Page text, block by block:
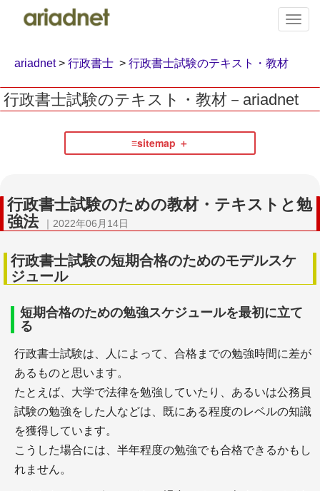
T
o
e
n
i
n
ariadnet> 行政書士 > 行政書士試験のテキスト・教材
行政書士試験のテキスト・教材－ariadnet
≡sitemap
＋弁護士とは（司法試験の内容、難易度、勉強時間
と、過去問題
＋司法試験予備試験
＋法科大学院ランキング
司法書士
行政書士試験のための教材・テキストと勉
強法
｜2022年06月14日
行政書士試験の短期合格のためのモデルスケ
ジュール
短期合格のための勉強スケジュールを最初に立て
る
行政書士試験は、人によって、合格までの勉強時間に差が
あるものと思います。
たとえば、大学で法律を勉強していたり、あるいは公務員
試験の勉強をした人などは、既にある程度のレベルの知識
を獲得しています。
こうした場合には、半年程度の勉強でも合格できるかもし
れません。